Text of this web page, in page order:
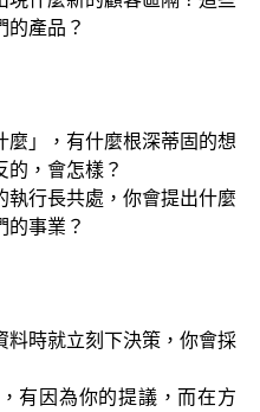
的產品？
麼」，有什麼根深蒂固的想
的，會怎樣？
執行長共處，你會提出什麼
的事業？
料時就立刻下決策，你會採
有因為你的提議，而在方